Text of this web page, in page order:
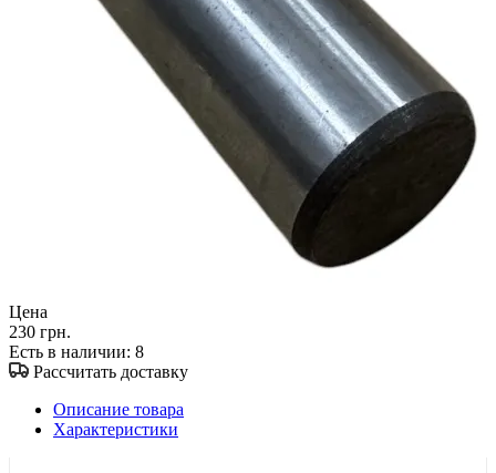
Цена
230 грн.
Есть в наличии: 8
Рассчитать доставку
Описание товара
Характеристики